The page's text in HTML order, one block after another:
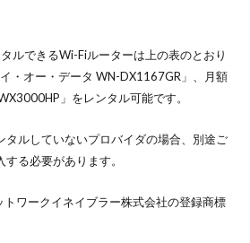
ルできるWi-Fiルーターは上の表のとおり
・オー・データ WN-DX1167GR」、月額
」をレンタル可能です。
ルしていないプロバイダの場合、別途ご
る必要があります。
ワークイネイブラー株式会社の登録商標